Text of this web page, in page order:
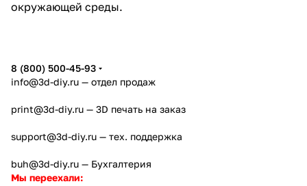
окружающей среды.
8 (800) 500-45-93
info@3d-diy.ru — отдел продаж
print@3d-diy.ru — 3D печать на заказ
support@3d-diy.ru — тех. поддержка
buh@3d-diy.ru — Бухгалтерия
Мы переехали: